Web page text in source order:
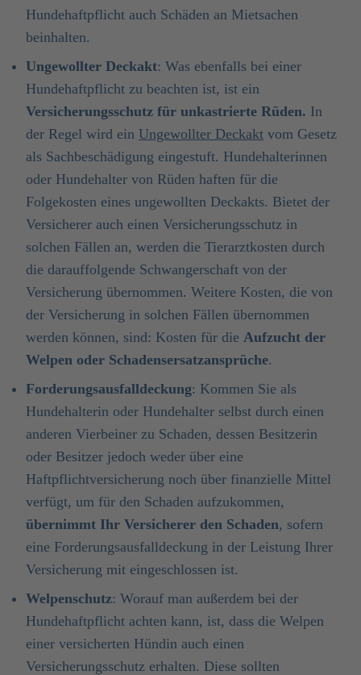
Hundehaftpflicht auch Schäden an Mietsachen
beinhalten.
Ungewollter Deckakt: Was ebenfalls bei einer
Hundehaftpflicht zu beachten ist, ist ein
Versicherungsschutz für unkastrierte Rüden. In
der Regel wird ein Ungewollter Deckakt vom Gesetz
als Sachbeschädigung eingestuft. Hundehalterinnen
oder Hundehalter von Rüden haften für die
Folgekosten eines ungewollten Deckakts. Bietet der
Versicherer auch einen Versicherungsschutz in
solchen Fällen an, werden die Tierarztkosten durch
die darauffolgende Schwangerschaft von der
Versicherung übernommen. Weitere Kosten, die von
der Versicherung in solchen Fällen übernommen
werden können, sind: Kosten für die Aufzucht der
Welpen oder Schadensersatzansprüche.
Forderungsausfalldeckung: Kommen Sie als
Hundehalterin oder Hundehalter selbst durch einen
anderen Vierbeiner zu Schaden, dessen Besitzerin
oder Besitzer jedoch weder über eine
Haftpflichtversicherung noch über finanzielle Mittel
verfügt, um für den Schaden aufzukommen,
übernimmt Ihr Versicherer den Schaden, sofern
eine Forderungsausfalldeckung in der Leistung Ihrer
Versicherung mit eingeschlossen ist.
Welpenschutz: Worauf man außerdem bei der
Hundehaftpflicht achten kann, ist, dass die Welpen
einer versicherten Hündin auch einen
Versicherungsschutz erhalten. Diese sollten